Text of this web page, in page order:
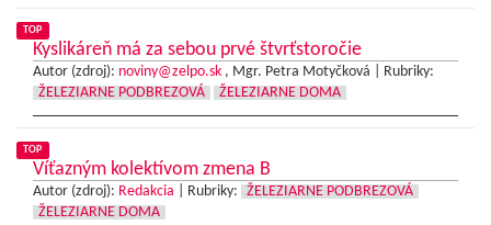
TOP
Kyslikáreň má za sebou prvé štvrťstoročie
Autor (zdroj): noviny@zelpo.sk , Mgr. Petra Motyčková |
Rubriky:
ŽELEZIARNE PODBREZOVÁ
ŽELEZIARNE DOMA
TOP
Víťazným kolektívom zmena B
Autor (zdroj): Redakcia Rubriky:
ŽELEZIARNE PODBREZOVÁ
ŽELEZIARNE DOMA